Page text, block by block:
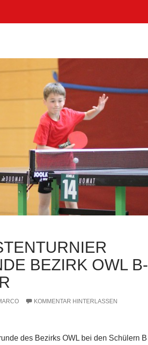
BEZIRK OWL B-
KOMMENTAR HINTERLASSEN
des Bezirks OWL bei den Schülern B